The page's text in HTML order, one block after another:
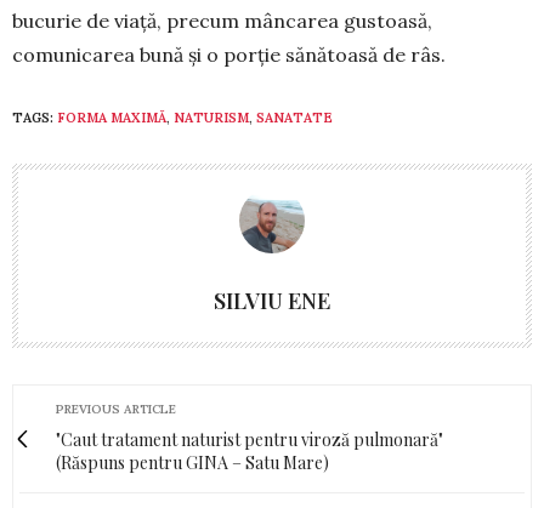
bucurie de viață, precum mâncarea gustoasă,
comunicarea bună și o porție sănătoasă de râs.
TAGS: FORMA MAXIMĂ, NATURISM, SANATATE
SILVIU ENE
PREVIOUS ARTICLE
"Caut tratament naturist pentru viroză pulmonară"
(Răspuns pentru GINA – Satu Mare)